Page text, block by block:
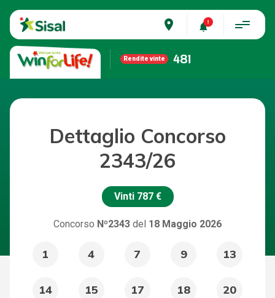
place
Rendite vinte 481
Dettaglio Concorso
2343/26
Vinti 787 €
Concorso Nº2343 del 18 Maggio 2026
1 4 7 9 13
14 15 17 18 20